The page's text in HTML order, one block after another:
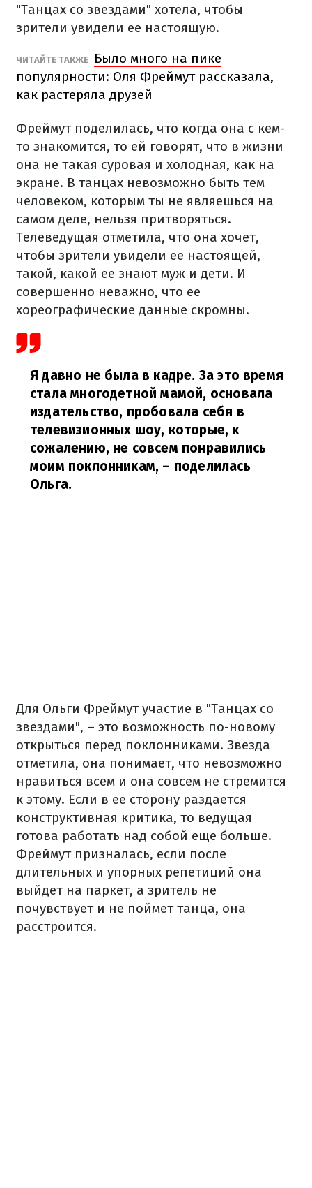
"Танцах со звездами" хотела, чтобы
зрители увидели ее настоящую.
ЧИТАЙТЕ ТАКЖЕ
Было много на пике
популярности: Оля Фреймут рассказала,
как растеряла друзей
Фреймут поделилась, что когда она с кем-
то знакомится, то ей говорят, что в жизни
она не такая суровая и холодная, как на
экране. В танцах невозможно быть тем
человеком, которым ты не являешься на
самом деле, нельзя притворяться.
Телеведущая отметила, что она хочет,
чтобы зрители увидели ее настоящей,
такой, какой ее знают муж и дети. И
совершенно неважно, что ее
хореографические данные скромны.
Я давно не была в кадре. За это время
стала многодетной мамой, основала
издательство, пробовала себя в
телевизионных шоу, которые, к
сожалению, не совсем понравились
моим поклонникам, – поделилась
Ольга.
Для Ольги Фреймут участие в "Танцах со
звездами", – это возможность по-новому
открыться перед поклонниками. Звезда
отметила, она понимает, что невозможно
нравиться всем и она совсем не стремится
к этому. Если в ее сторону раздается
конструктивная критика, то ведущая
готова работать над собой еще больше.
Фреймут призналась, если после
длительных и упорных репетиций она
выйдет на паркет, а зритель не
почувствует и не поймет танца, она
расстроится.